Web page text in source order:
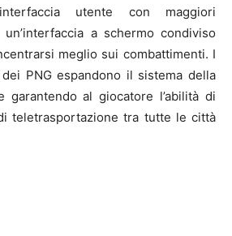
utente con maggiori
a schermo condiviso
meglio sui combattimenti. I
PNG espandono il sistema della
garantendo al giocatore l’abilità di
teletrasportazione tra tutte le città